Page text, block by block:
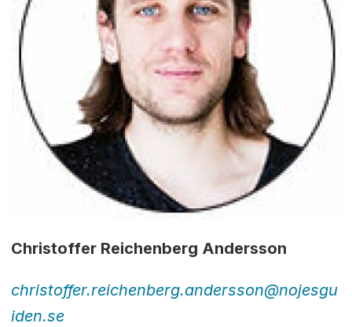
Christoffer Reichenberg Andersson
christoffer.reichenberg.andersson@nojesgu
iden.se